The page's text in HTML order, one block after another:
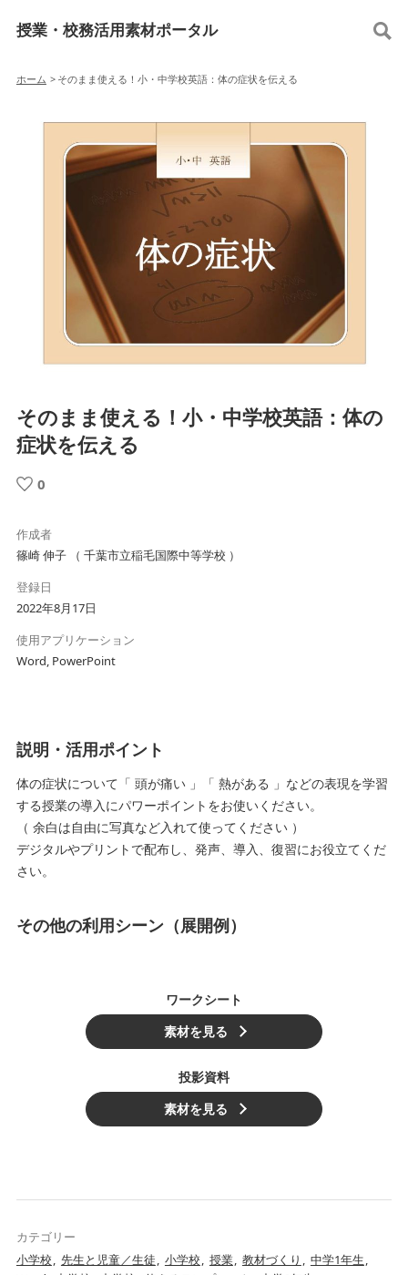
授業・校務活用素材ポータル
ホーム > そのまま使える！小・中学校英語：体の症状を伝える
そのまま使える！小・中学校英語：体の
症状を伝える
0
作成者
篠崎 伸子 （ 千葉市立稲毛国際中等学校 ）
登録日
2022年8月17日
使用アプリケーション
Word, PowerPoint
説明・活用ポイント
体の症状について「 頭が痛い 」「 熱がある 」などの表現を学習
する授業の導入にパワーポイントをお使いください。
（ 余白は自由に写真など入れて使ってください ）
デジタルやプリントで配布し、発声、導入、復習にお役立てくだ
さい。
その他の利用シーン（展開例）
ワークシート
素材を見る
投影資料
素材を見る
カテゴリー
小学校
先生と児童／生徒 小学校 授業 教材づくり
中学1年生